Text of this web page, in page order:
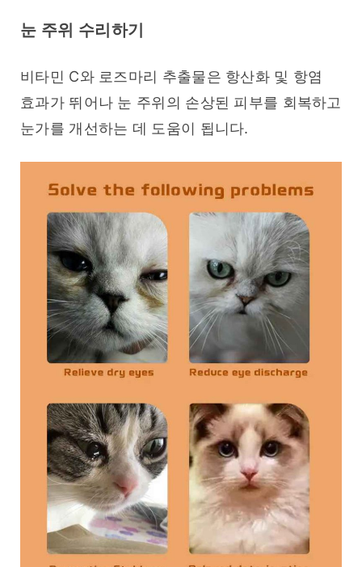
눈 주위 수리하기
비타민 C와 로즈마리 추출물은 항산화 및 항염
효과가 뛰어나 눈 주위의 손상된 피부를 회복하고
눈가를 개선하는 데 도움이 됩니다.